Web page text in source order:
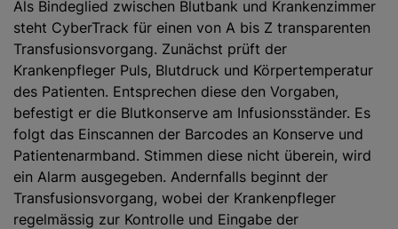
Als Bindeglied zwischen Blutbank und Krankenzimmer
steht CyberTrack für einen von A bis Z transparenten
Transfusionsvorgang. Zunächst prüft der
Krankenpfleger Puls, Blutdruck und Körpertemperatur
des Patienten. Entsprechen diese den Vorgaben,
befestigt er die Blutkonserve am Infusionsständer. Es
folgt das Einscannen der Barcodes an Konserve und
Patientenarmband. Stimmen diese nicht überein, wird
ein Alarm ausgegeben. Andernfalls beginnt der
Transfusionsvorgang, wobei der Krankenpfleger
regelmässig zur Kontrolle und Eingabe der